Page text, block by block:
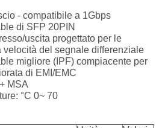
- compatibile a 1Gbps
di SFP 20PIN
uscita progettato per le
del segnale differenziale
migliore (IPF) compiacente per
di EMI/EMC
MSA
°C 0~ 70